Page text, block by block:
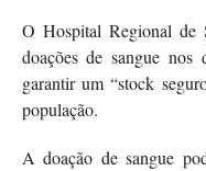
O Hospital Regional de
doações de sangue
garantir um “stock
população.
A doação de sangue